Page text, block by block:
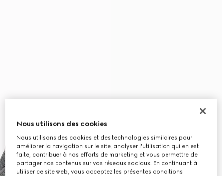
Nous utilisons des cookies
Nous utilisons des cookies et des technologies similaires pour
améliorer la navigation sur le site, analyser l'utilisation qui en est
faite, contribuer à nos efforts de marketing et vous permettre de
partager nos contenus sur vos réseaux sociaux. En continuant à
utiliser ce site web, vous acceptez les présentes conditions